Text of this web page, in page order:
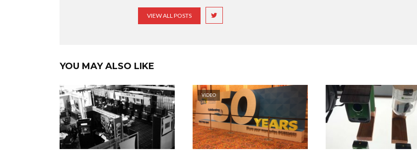
VIEW ALL POSTS
YOU MAY ALSO LIKE
VIDEO